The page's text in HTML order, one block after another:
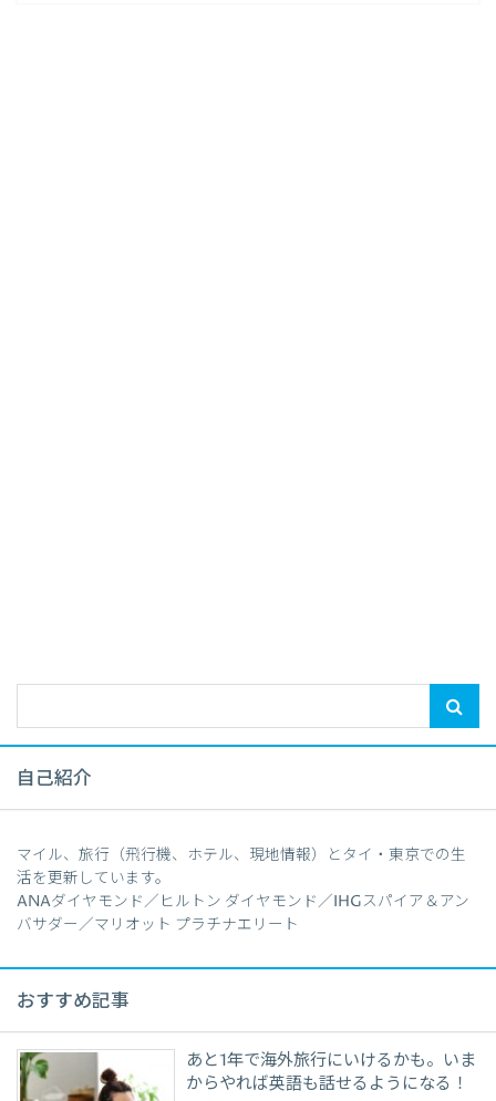
自己紹介
マイル、旅行（飛行機、ホテル、現地情報）とタイ・東京での生
活を更新しています。
ANAダイヤモンド／ヒルトン ダイヤモンド／IHGスパイア＆アン
バサダー／マリオット プラチナエリート
おすすめ記事
あと1年で海外旅行にいけるかも。いま
からやれば英語も話せるようになる！